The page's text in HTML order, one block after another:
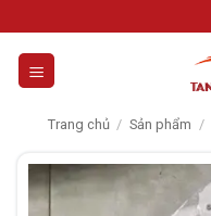
to
content
Trang chủ / Sản phẩm /